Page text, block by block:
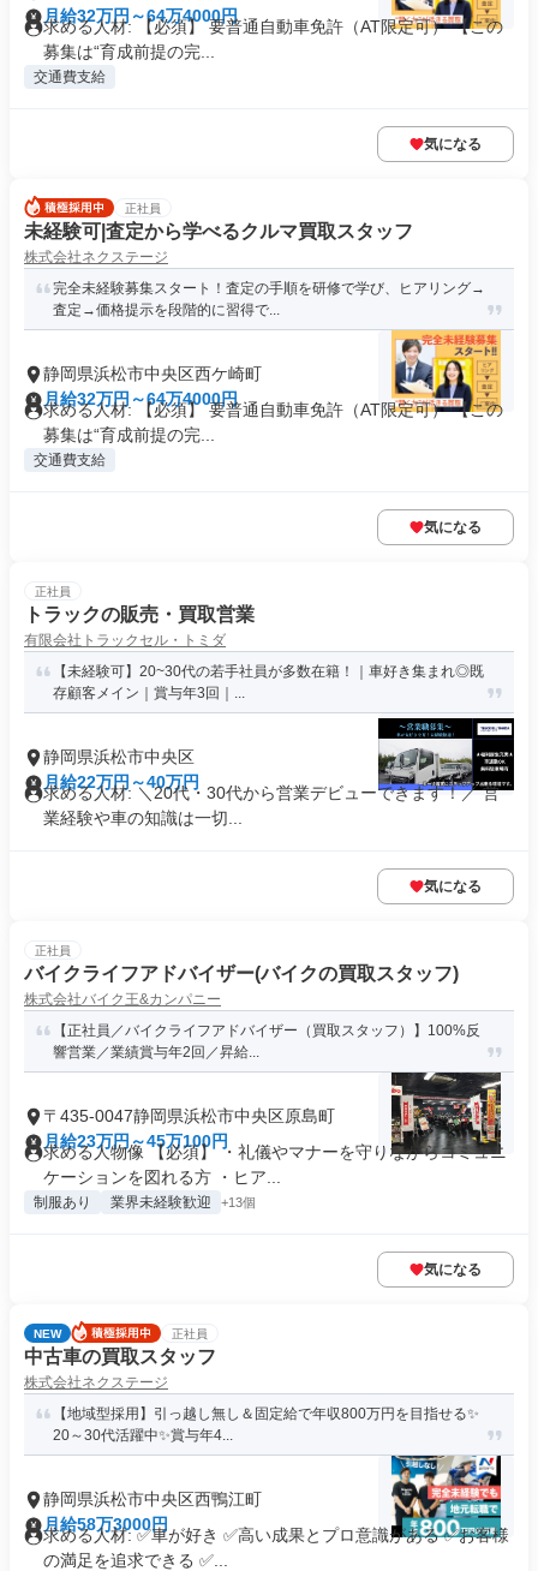
月給32万円～64万4000円
求める人材: 【必須】 要普通自動車免許（AT限定可） 【この
募集は“育成前提の完...
交通費支給
気になる
正社員
未経験可|査定から学べるクルマ買取スタッフ
株式会社ネクステージ
完全未経験募集スタート！査定の手順を研修で学び、ヒアリング→
査定→価格提示を段階的に習得で...
静岡県浜松市中央区西ケ崎町
月給32万円～64万4000円
求める人材: 【必須】 要普通自動車免許（AT限定可） 【この
募集は“育成前提の完...
交通費支給
気になる
正社員
トラックの販売・買取営業
有限会社トラックセル・トミダ
【未経験可】20~30代の若手社員が多数在籍！｜車好き集まれ◎既
存顧客メイン｜賞与年3回｜...
静岡県浜松市中央区
月給22万円～40万円
求める人材: ＼20代・30代から営業デビューできます！／ 営
業経験や車の知識は一切...
気になる
正社員
バイクライフアドバイザー(バイクの買取スタッフ)
株式会社バイク王&カンパニー
【正社員／バイクライフアドバイザー（買取スタッフ）】100%反
響営業／業績賞与年2回／昇給...
〒435-0047静岡県浜松市中央区原島町
月給23万円～45万100円
求める人物像 【必須】 ・礼儀やマナーを守りながらコミュニ
ケーションを図れる方 ・ヒア...
制服あり 業界未経験歓迎 +13個
気になる
NEW 正社員
中古車の買取スタッフ
株式会社ネクステージ
【地域型採用】引っ越し無し＆固定給で年収800万円を目指せる✨
20～30代活躍中✨賞与年4...
静岡県浜松市中央区西鴨江町
月給58万3000円
求める人材: ✅車が好き ✅高い成果とプロ意識がある ✅お客様
の満足を追求できる ✅...